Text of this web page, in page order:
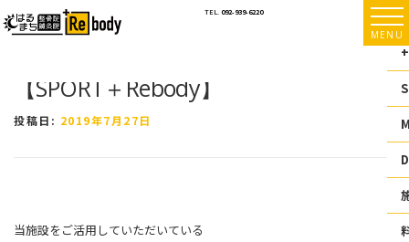
ン
TEL. 092-939-6220
MENU
【SPORT＋Rebody】
投稿日: 2019年7月27日
当施設をご活用していただいている